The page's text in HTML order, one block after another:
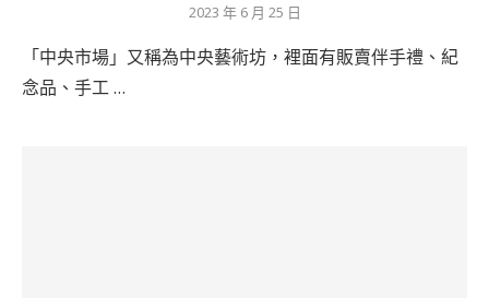
2023 年 6 月 25 日
「中央市場」又稱為中央藝術坊，裡面有販賣伴手禮、紀
念品、手工 …